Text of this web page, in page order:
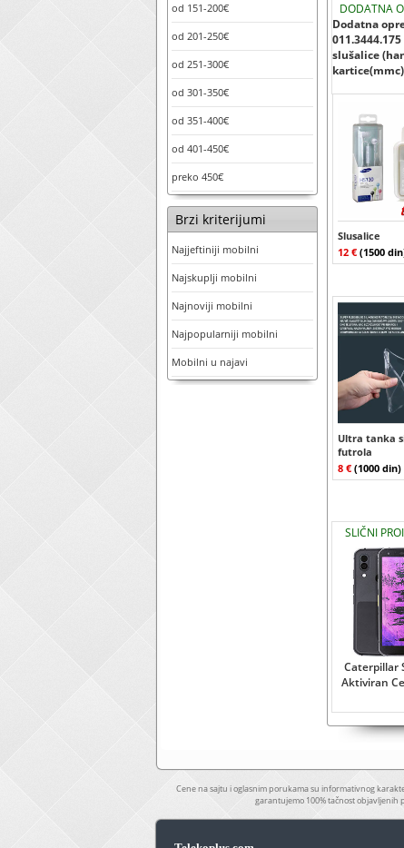
od 151-200€
od 201-250€
od 251-300€
od 301-350€
od 351-400€
od 401-450€
preko 450€
Brzi kriterijumi
Najjeftiniji mobilni
Najskuplji mobilni
Najnoviji mobilni
Najpopularniji mobilni
Mobilni u najavi
DODATNA
Dodatna
011.3444.175
slušalice
Slusalice
12 € (1500
Ultra tanka
futrola
8 € (1000 din)
SLIČNI
Caterpillar
Aktiviran
Cene na sajtu i oglasnim porukama su informativnog
garantujemo 100% tačnost objavljenih